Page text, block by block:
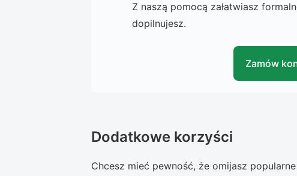
Z naszą pomocą załatwiasz
dopilnujesz.
Zamów
Dodatkowe korzyści
Chcesz mieć pewność, że omijasz